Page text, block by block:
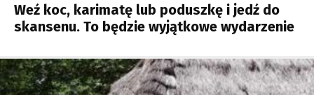
Weź koc, karimatę lub poduszkę i jedź do
skansenu. To będzie wyjątkowe wydarzenie